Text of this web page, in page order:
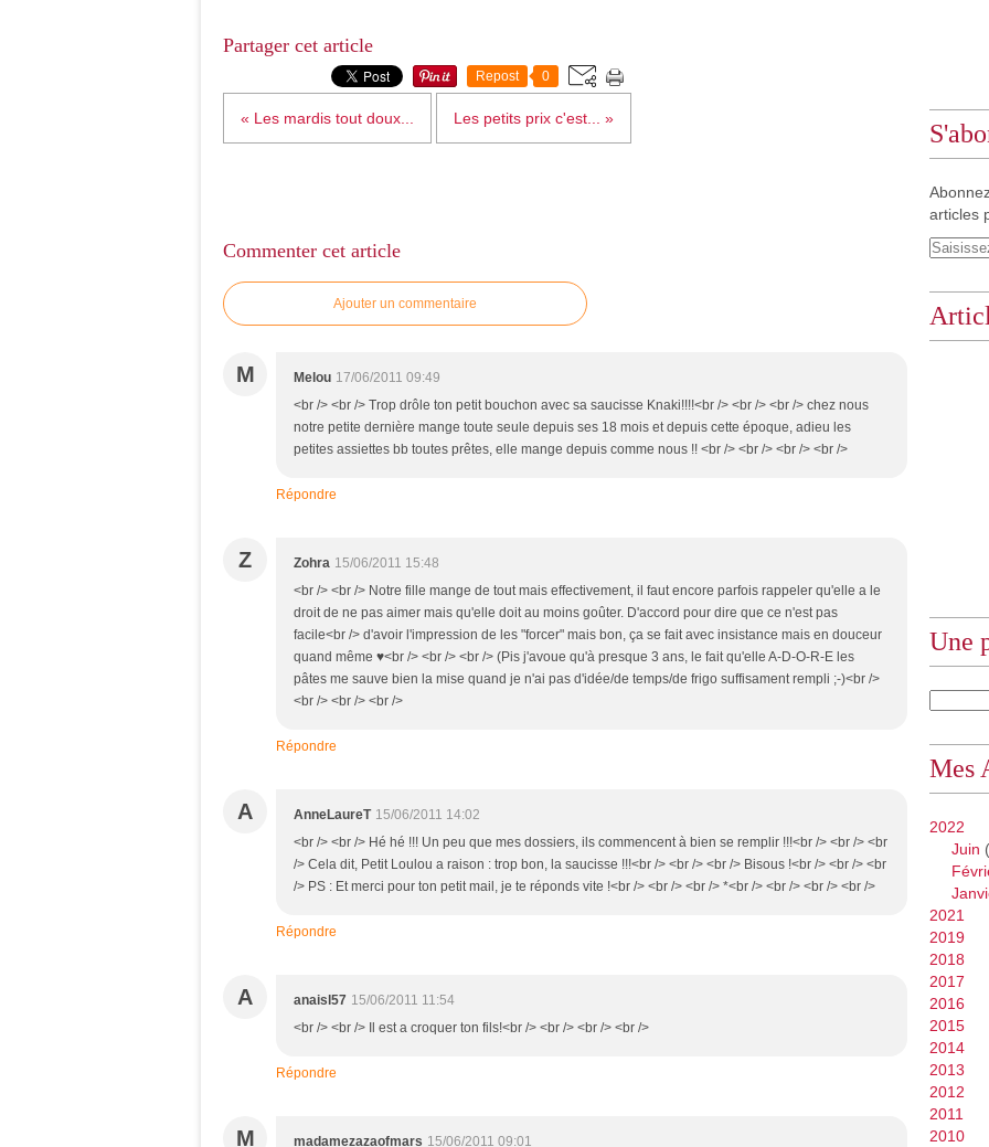
Partager cet article
Repost 0
« Les mardis tout doux... Les petits prix c'est... »
Commenter cet article
Ajouter un commentaire
M Melou 17/06/2011 09:49
<br /> <br /> Trop drôle ton petit bouchon avec sa saucisse Knaki!!!!<br /> <br /> <br /> chez nous
notre petite dernière mange toute seule depuis ses 18 mois et depuis cette époque, adieu les
petites assiettes bb toutes prêtes, elle mange depuis comme nous !! <br /> <br /> <br /> <br />
Répondre
Z Zohra 15/06/2011 15:48
<br /> <br /> Notre fille mange de tout mais effectivement, il faut encore parfois rappeler qu'elle a le
droit de ne pas aimer mais qu'elle doit au moins goûter. D'accord pour dire que ce n'est pas
facile<br /> d'avoir l'impression de les "forcer" mais bon, ça se fait avec insistance mais en douceur
quand même ♥<br /> <br /> <br /> (Pis j'avoue qu'à presque 3 ans, le fait qu'elle A-D-O-R-E les
pâtes me sauve bien la mise quand je n'ai pas d'idée/de temps/de frigo suffisament rempli ;-)<br />
<br /> <br /> <br />
Répondre
A AnneLaureT 15/06/2011 14:02
<br /> <br /> Hé hé !!! Un peu que mes dossiers, ils commencent à bien se remplir !!!<br /> <br /> <br
/> Cela dit, Petit Loulou a raison : trop bon, la saucisse !!!<br /> <br /> <br /> Bisous !<br /> <br /> <br
/> PS : Et merci pour ton petit mail, je te réponds vite !<br /> <br /> <br /> *<br /> <br /> <br /> <br />
Répondre
A anaisl57 15/06/2011 11:54
<br /> <br /> Il est a croquer ton fils!<br /> <br /> <br /> <br />
Répondre
M madamezazaofmars 15/06/2011 09:01
articles
Une
Mes
2022
Juin
2021
2019
2018
2017
2016
2015
2014
2013
2012
2011
2010